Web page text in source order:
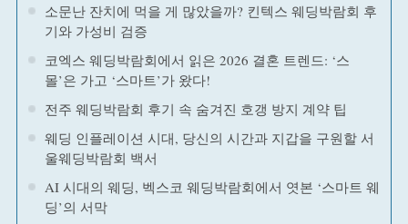
소문난 잔치에 먹을 게 많았을까? 킨텍스 웨딩박람회 후
기와 가성비 검증
코엑스 웨딩박람회에서 읽은 2026 결혼 트렌드: ‘스
몰’은 가고 ‘스마트’가 왔다!
전주 웨딩박람회 후기 속 숨겨진 호갱 방지 계약 팁
웨딩 인플레이션 시대, 당신의 시간과 지갑을 구원할 서
울웨딩박람회 백서
AI 시대의 웨딩, 벡스코 웨딩박람회에서 엿본 ‘스마트 웨
딩’의 서막